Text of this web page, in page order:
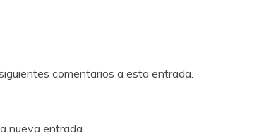
comentarios a esta entrada.
nueva entrada.